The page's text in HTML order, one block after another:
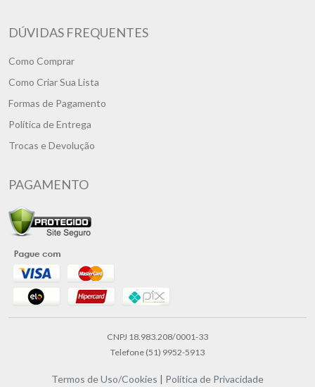
DÚVIDAS FREQUENTES
Como Comprar
Como Criar Sua Lista
Formas de Pagamento
Política de Entrega
Trocas e Devolução
PAGAMENTO
CNPJ 18.983.208/0001-33
Telefone (51) 9952-5913
Termos de Uso/Cookies | Política de Privacidade